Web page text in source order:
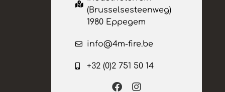
(Brusselsesteenweg)
1980 Eppegem
info@4m-fire.be
+32 (0)2 751 50 14